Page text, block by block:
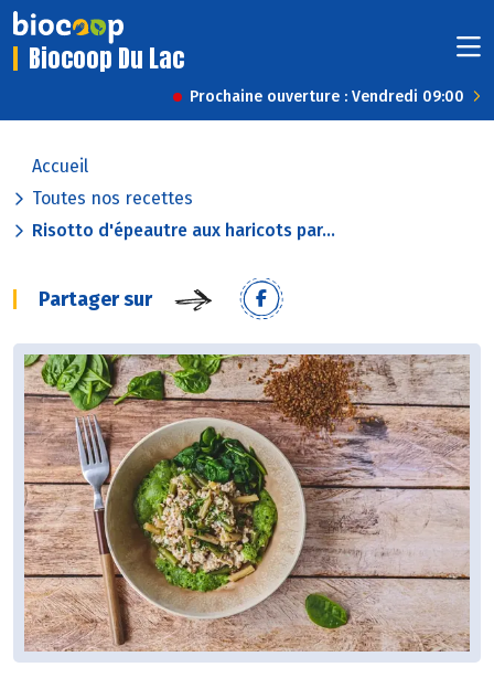
Biocoop Du Lac
Prochaine ouverture : Vendredi 09:00
Accueil
Toutes nos recettes
Risotto d'épeautre aux haricots par...
Partager sur